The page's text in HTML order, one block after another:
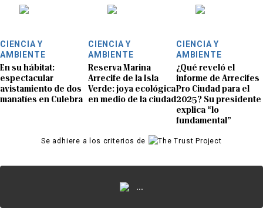
CIENCIA Y
AMBIENTE
En su hábitat:
espectacular
avistamiento de dos
manatíes en Culebra
CIENCIA Y
AMBIENTE
Reserva Marina
Arrecife de la Isla
Verde: joya ecológica
en medio de la ciudad
CIENCIA Y
AMBIENTE
¿Qué reveló el
informe de Arrecifes
Pro Ciudad para el
2025? Su presidente
explica “lo
fundamental”
Se adhiere a los criterios de
...